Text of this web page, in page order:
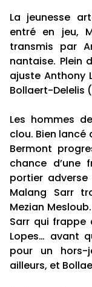
La jeunesse
entré en jeu,
transmis par
nantaise. Plein
ajuste Anthony
Bollaert-Delelis
Les hommes
clou. Bien lancé
Bermont
chance d’une
portier adverse
Malang Sarr
Mezian
Sarr qui
Lopes… avant
pour un hors-
ailleurs, et